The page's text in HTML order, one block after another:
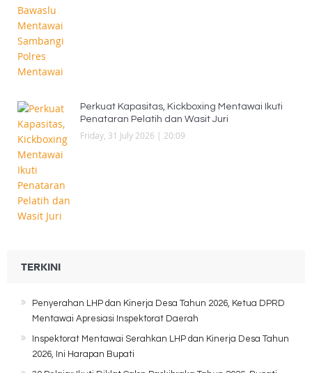
Perkuat Kapasitas, Kickboxing Mentawai Ikuti
Penataran Pelatih dan Wasit Juri
Friday, 31 July 2026 | 20:09
TERKINI
Penyerahan LHP dan Kinerja Desa Tahun 2026, Ketua DPRD
Mentawai Apresiasi Inspektorat Daerah
Inspektorat Mentawai Serahkan LHP dan Kinerja Desa Tahun
2026, Ini Harapan Bupati